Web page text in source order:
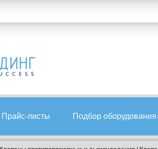
Прайс-листы Подбор оборудования